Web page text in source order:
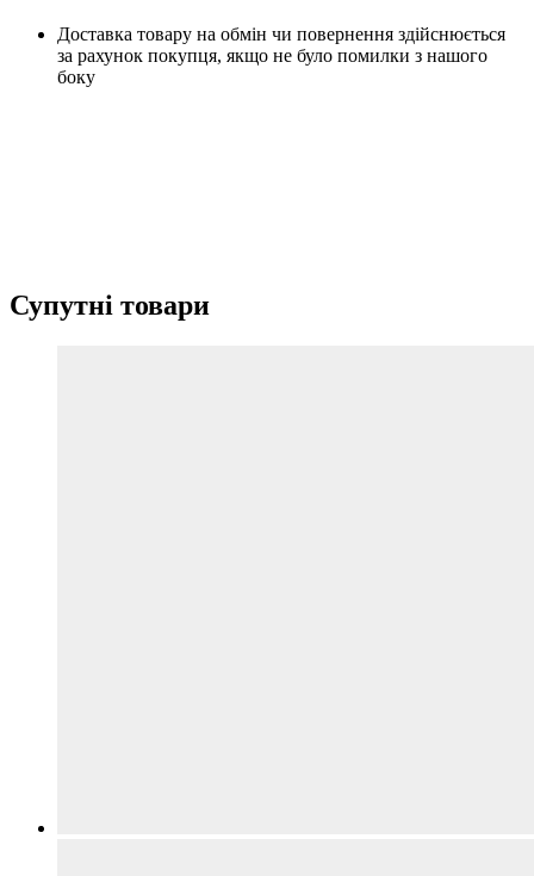
Доставка товару на обмін чи повернення здійснюється
за рахунок покупця, якщо не було помилки з нашого
боку
Супутні товари